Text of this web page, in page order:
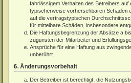
fahrlässigem Verhalten des Betreibers auf
typischerweise vorhersehbaren Schäden
auf die vertragstypischen
für mittelbare Schäden, insbesondere
Die Haftungsbegrenzung der Absätze a
zugunsten der Mitarbeiter und
Ansprüche für eine Haftung aus
unberührt.
6. Änderungsvorbehalt
Der Betreiber ist berechtigt, die